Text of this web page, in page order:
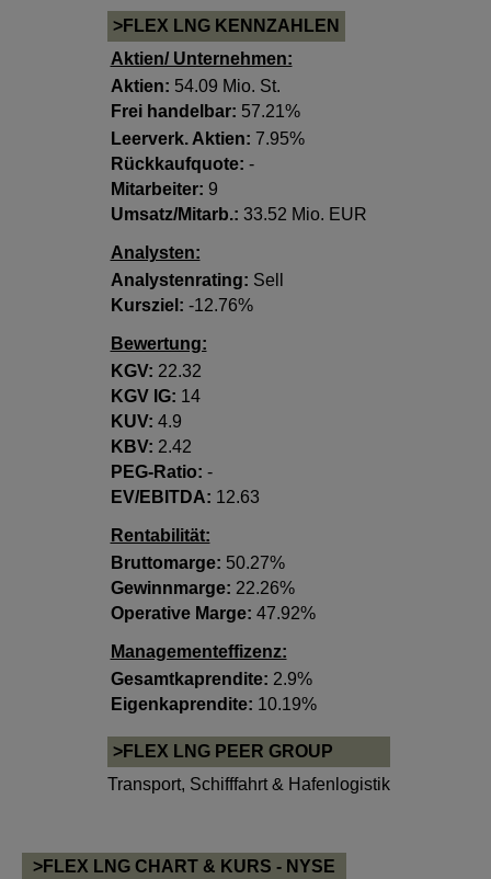
>FLEX LNG KENNZAHLEN
Aktien/ Unternehmen:
Aktien: 54.09 Mio. St.
Frei handelbar: 57.21%
Leerverk. Aktien: 7.95%
Rückkaufquote: -
Mitarbeiter: 9
Umsatz/Mitarb.: 33.52 Mio. EUR
Analysten:
Analystenrating: Sell
Kursziel: -12.76%
Bewertung:
KGV: 22.32
KGV lG: 14
KUV: 4.9
KBV: 2.42
PEG-Ratio: -
EV/EBITDA: 12.63
Rentabilität:
Bruttomarge: 50.27%
Gewinnmarge: 22.26%
Operative Marge: 47.92%
Managementeffizenz:
Gesamtkaprendite: 2.9%
Eigenkaprendite: 10.19%
>FLEX LNG PEER GROUP
Transport, Schifffahrt & Hafenlogistik
>FLEX LNG CHART & KURS - NYSE